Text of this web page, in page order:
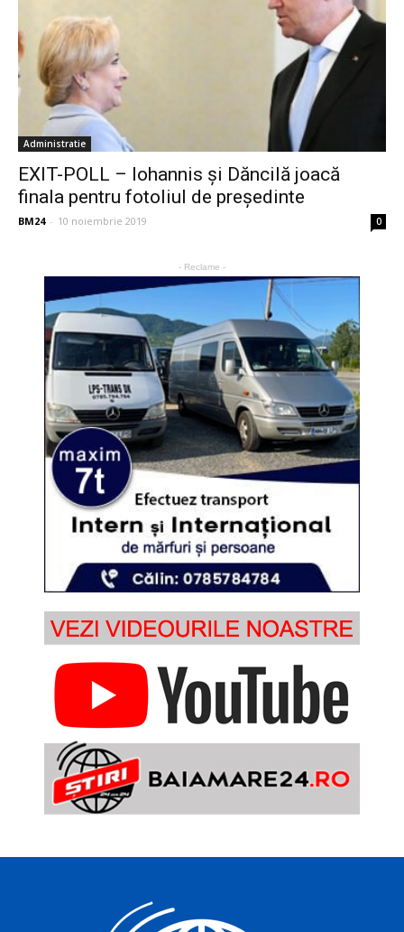
Administratie
EXIT-POLL – Iohannis și Dăncilă joacă
finala pentru fotoliul de președinte
BM24 - 10 noiembrie 2019 0
- Reclame -